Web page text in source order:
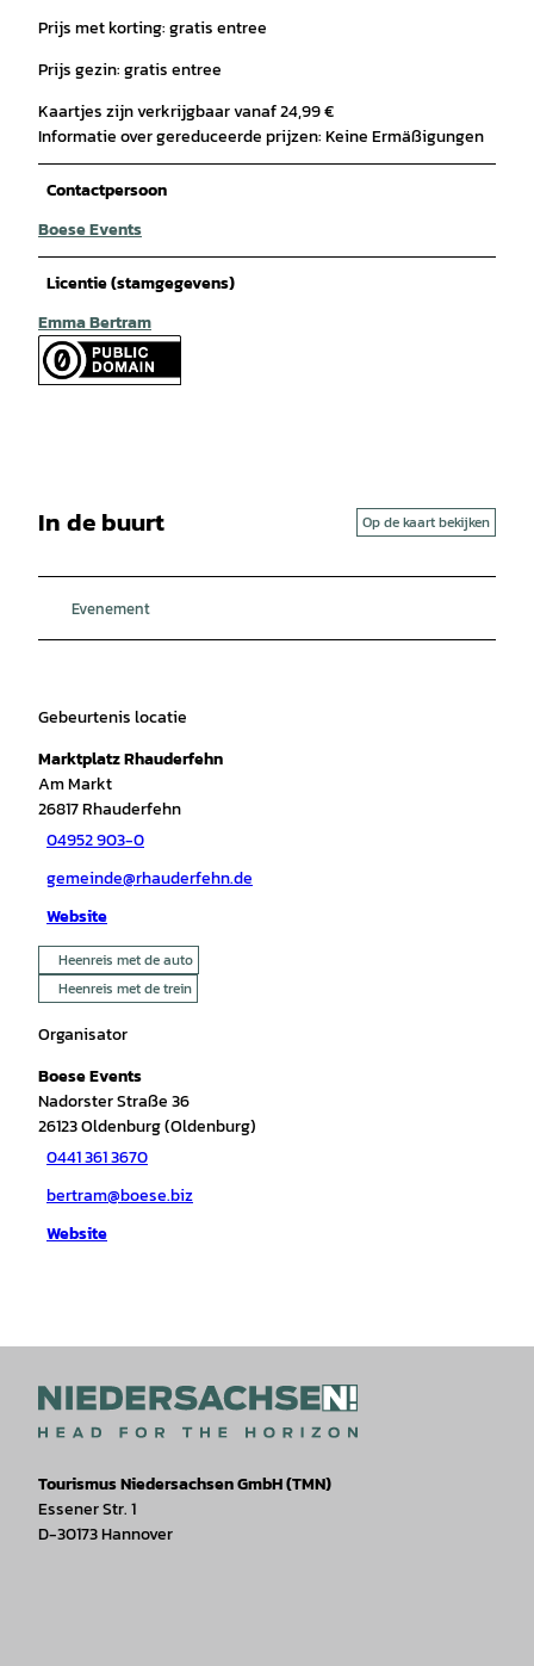
Prijs met korting: gratis entree
Prijs gezin: gratis entree
Kaartjes zijn verkrijgbaar vanaf 24,99 €
Informatie over gereduceerde prijzen: Keine Ermäßigungen
Contactpersoon
Boese Events
Licentie (stamgegevens)
Emma Bertram
In de buurt Op de kaart bekijken
Evenement
Gebeurtenis locatie
Marktplatz Rhauderfehn
Am Markt
26817Rhauderfehn
04952 903-0
gemeinde@rhauderfehn.de
Website
Heenreis met de auto
Heenreis met de trein
Organisator
Boese Events
Nadorster Straße 36
26123Oldenburg (Oldenburg)
0441 361 3670
bertram@boese.biz
Website
Tourismus Niedersachsen GmbH (TMN)
Essener Str. 1
D-30173 Hannover